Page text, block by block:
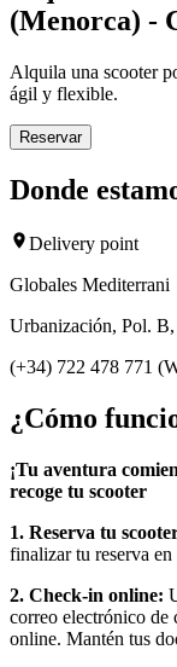
(Menorca) -
Alquila una scooter
ágil y flexible.
Reservar
Donde
Delivery point
Globales Mediterrani
Urbanización, Pol.
(+34) 722 478 771
¿Cómo
¡Tu aventura
recoge tu scooter
1. Reserva tu
finalizar tu reserva
2. Check-in online:
correo electrónico de
online. Mantén tus